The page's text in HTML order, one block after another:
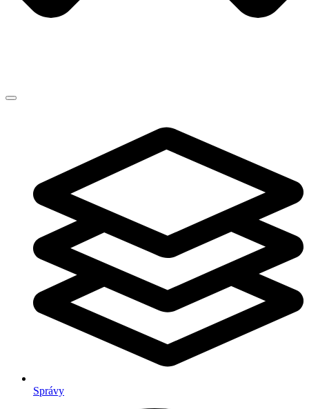
Správy